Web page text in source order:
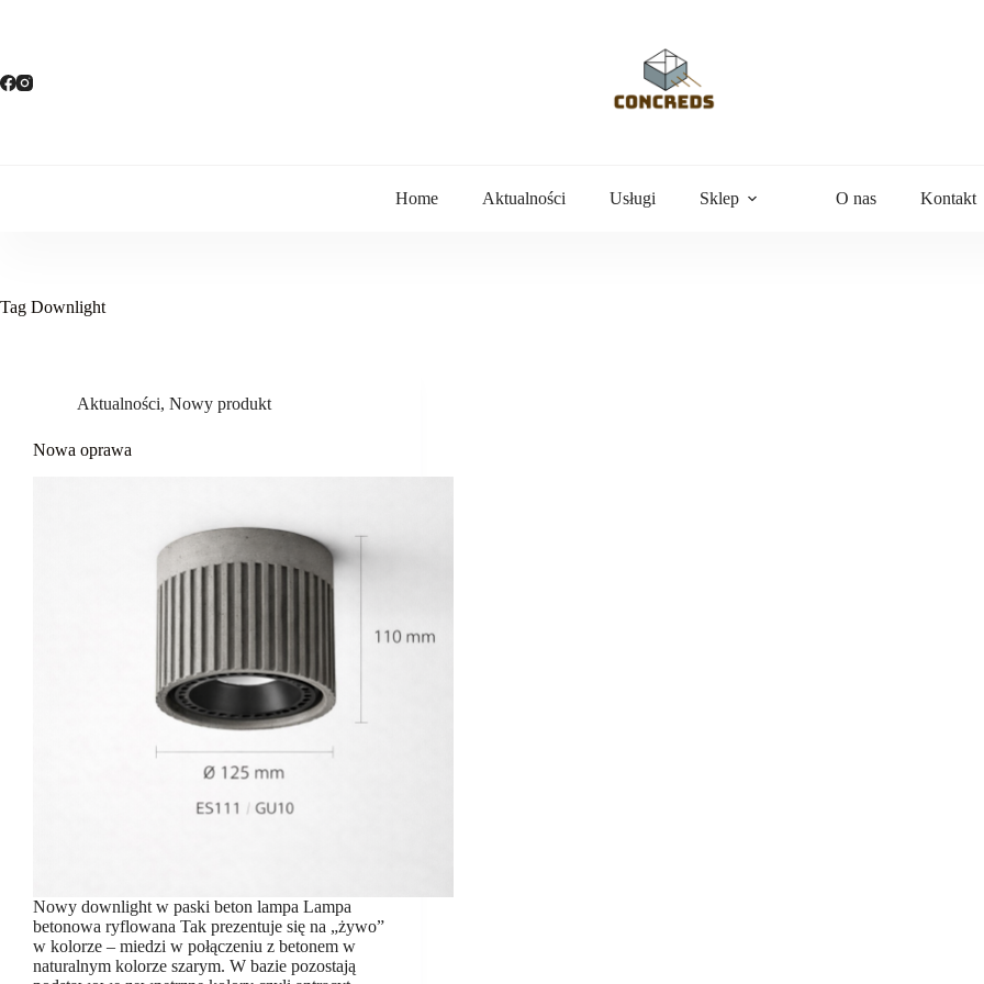
Home Aktualności Usługi Sklep O nas Kontakt
Tag Downlight
Aktualności, Nowy produkt
Nowa oprawa
Nowy downlight w paski beton lampa Lampa
betonowa ryflowana Tak prezentuje się na „żywo”
w kolorze – miedzi w połączeniu z betonem w
naturalnym kolorze szarym. W bazie pozostają